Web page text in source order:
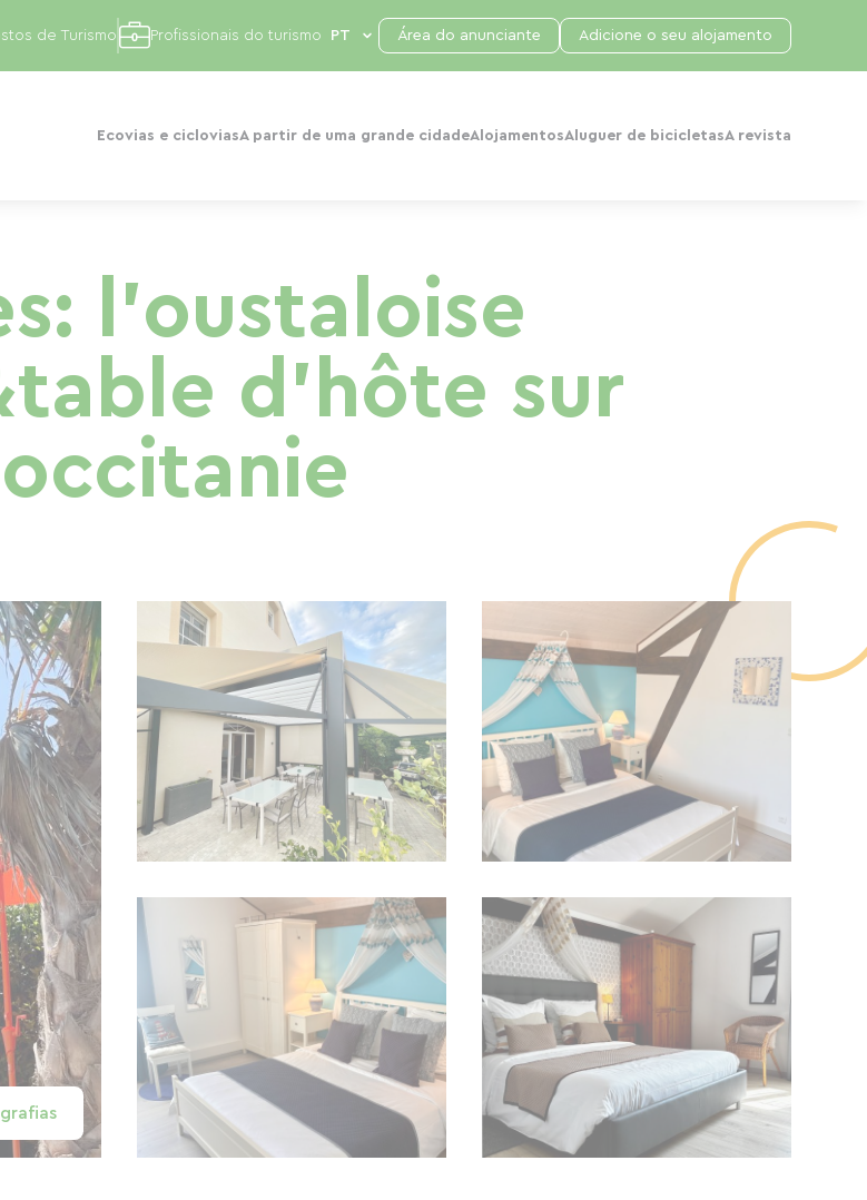
Ecovias e cicloviasA partir de uma grande cidadeAlojamentosAluguer de bicicletasA revista
de Turismo Profissionais do turismo Área do anunciante Adicione o seu alojamento
l'oustaloise
d'hôte sur